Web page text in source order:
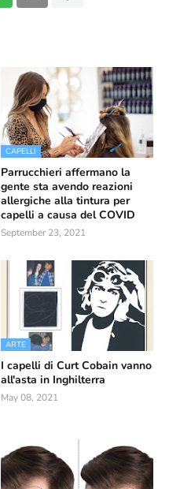
CAPELLI
Parrucchieri affermano la
gente sta avendo reazioni
allergiche alla tintura per
capelli a causa del COVID
September 23, 2021
ARTE
I capelli di Curt Cobain vanno
all'asta in Inghilterra
May 08, 2021